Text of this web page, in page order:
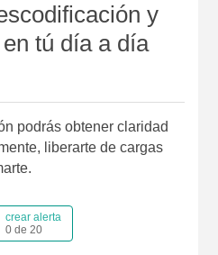
y
tú día a día
podrás obtener claridad
liberarte de cargas
crear alerta
0 de 20